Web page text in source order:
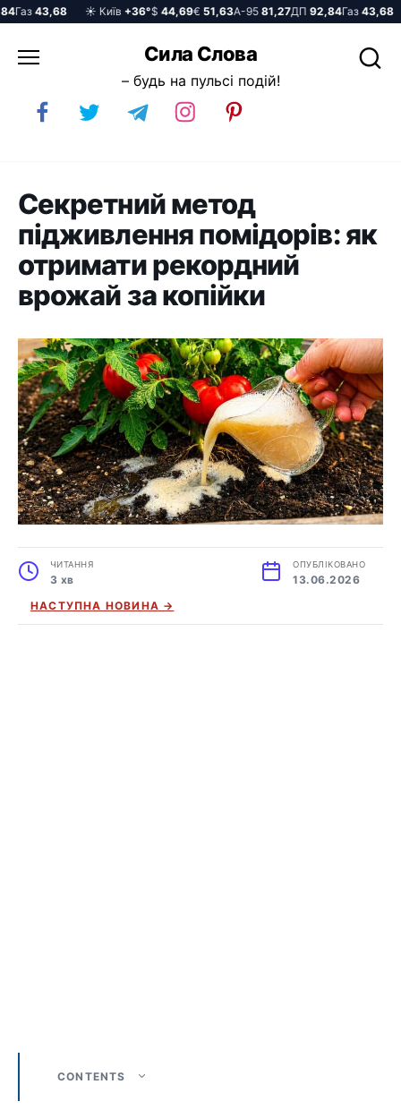
43,68 ☀️ Київ+36°$44,69€51,63А-9581,27ДП92,84Газ43,68 ☀️
до
Сила Слова
– будь на пульсі подій!
Секретний метод
підживлення помідорів: як
отримати рекордний
врожай за копійки
ЧИТАННЯ
3 хв
ОПУБЛІКОВАНО
13.06.2026
НАСТУПНА НОВИНА →
CONTENTS